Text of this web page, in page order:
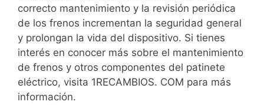
correcto mantenimiento y la revisión periódica
de los frenos incrementan la seguridad general
y prolongan la vida del dispositivo. Si tienes
interés en conocer más sobre el mantenimiento
de frenos y otros componentes del patinete
eléctrico, visita 1RECAMBIOS. COM para más
información.